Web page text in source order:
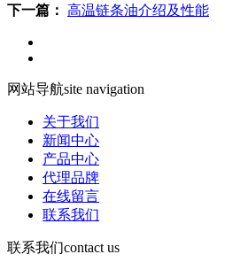
下一篇： 高温链条油介绍及性能
网站导航site navigation
关于我们
新闻中心
产品中心
代理品牌
在线留言
联系我们
联系我们contact us